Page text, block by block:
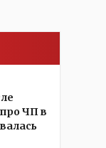
ЧП в